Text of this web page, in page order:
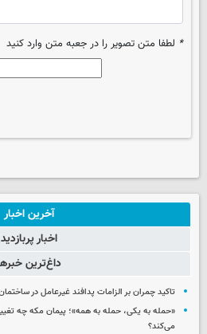
* لطفا متن تصویر را در جعبه متن وارد کنید
آخرین اخبار
اخبار پربازدید
داغ‌ترین
تاکید چمران بر الزامات پدافند غیرعامل در
«حمله به یکی، حمله به همه»؛ پیمان مکه چه
می‌کند؟